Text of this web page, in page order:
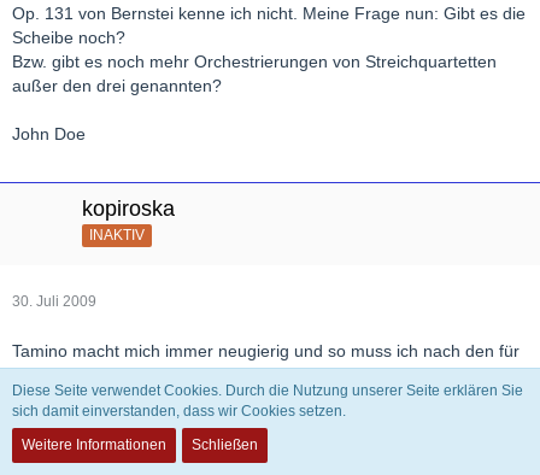
Op. 131 von Bernstei kenne ich nicht. Meine Frage nun: Gibt es die
Scheibe noch?
Bzw. gibt es noch mehr Orchestrierungen von Streichquartetten
außer den drei genannten?
John Doe
kopiroska
INAKTIV
30. Juli 2009
Tamino macht mich immer neugierig und so muss ich nach den für
mich erreichbaren Quellen forschen. Und da sie nicht die neusten
CD-s noch Mitschnitte aus den deutschen Sendern usw. sein
können, wende ich mich an YouTube - sehr oft mit Erfolg
Bernstein-Beethoven ist u.a. hier zu hören (die anderen Sätze sind
Diese Seite verwendet Cookies. Durch die Nutzung unserer Seite erklären Sie
sich damit einverstanden, dass wir Cookies setzen.
Weitere Informationen
Schließen